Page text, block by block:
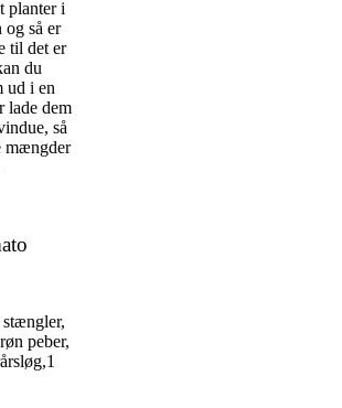
planter i
og så er
til det er
du
ud i en
lade dem
så
mængder
peber,